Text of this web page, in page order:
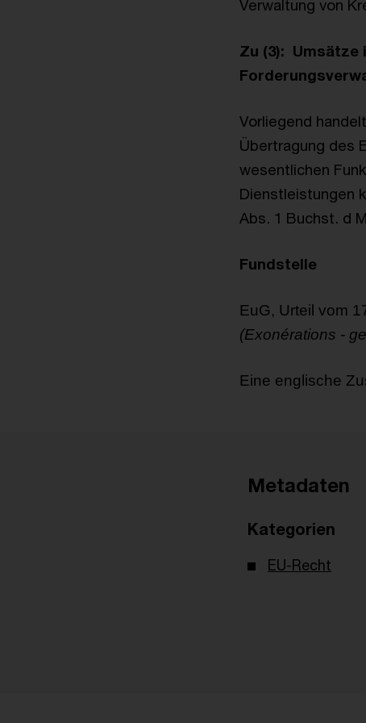
Verwaltung von
Zu (3): Umsätze
Vorliegend
Übertragung des
wesentlichen
Dienstleistungen
Abs. 1 Buchst. d
Fundstelle
EuG, Urteil vom
(Exonérations -
Eine englische
Metadaten
Kategorien
EU-Recht